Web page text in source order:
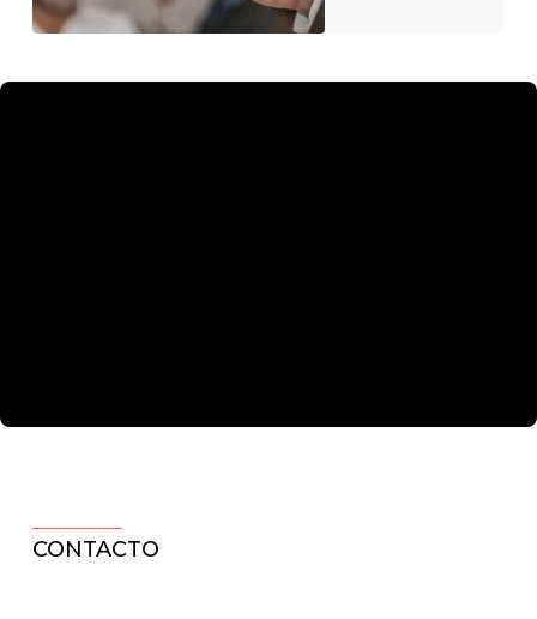
CONTACTO